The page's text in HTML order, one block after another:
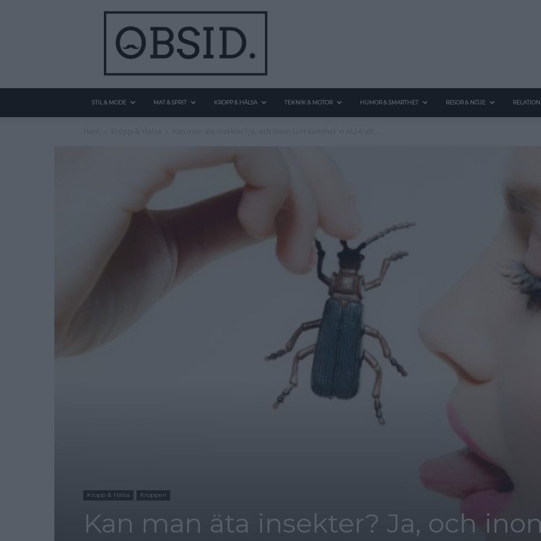
STIL & MODE MAT & SPRIT KROPP & HÄLSA TEKNIK & MOTOR HUMOR & SMARTHET RESOR & NÖJE
Kropp & Hälsa Kroppen
Kan man äta insekter? Ja, och